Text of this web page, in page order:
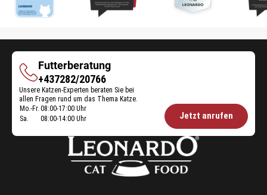
Futterberatung
Futterberatung
+437282/20766
Unsere Katzen-Experten beraten Sie bei
allen Fragen rund um das Thema Katze.
Öffnungszeiten
Mo.-Fr. 08:00-17:00 Uhr
Sa.
08:00-14:00 Uhr Jetzt anrufen